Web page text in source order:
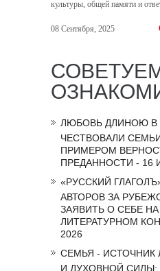
культуры, общей памяти и
08 Сентября, 2025
ЛЮБОВЬ ДЛИНОЮ В
ЧЕСТВОВАЛИ
ПРИМЕРОМ
ПРЕДАННОСТИ - 16
«РУССКИЙ
АВТОРОВ ЗА
ЗАЯВИТЬ О СЕБЕ
ЛИТЕРАТУРНОМ
2026
СЕМЬЯ - ИСТОЧНИК
И ДУХОВНОЙ СИЛЫ: